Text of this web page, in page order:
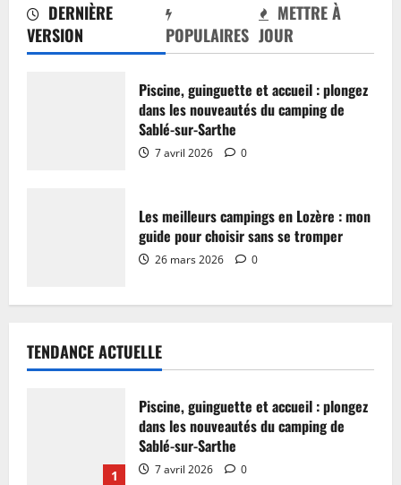
DERNIÈRE
VERSION
POPULAIRES
METTRE À
JOUR
Piscine, guinguette et accueil : plongez
dans les nouveautés du camping de
Sablé-sur-Sarthe
7 avril 2026 0
Les meilleurs campings en Lozère : mon
guide pour choisir sans se tromper
26 mars 2026 0
TENDANCE ACTUELLE
1
Piscine, guinguette et accueil : plongez
dans les nouveautés du camping de
Sablé-sur-Sarthe
7 avril 2026 0